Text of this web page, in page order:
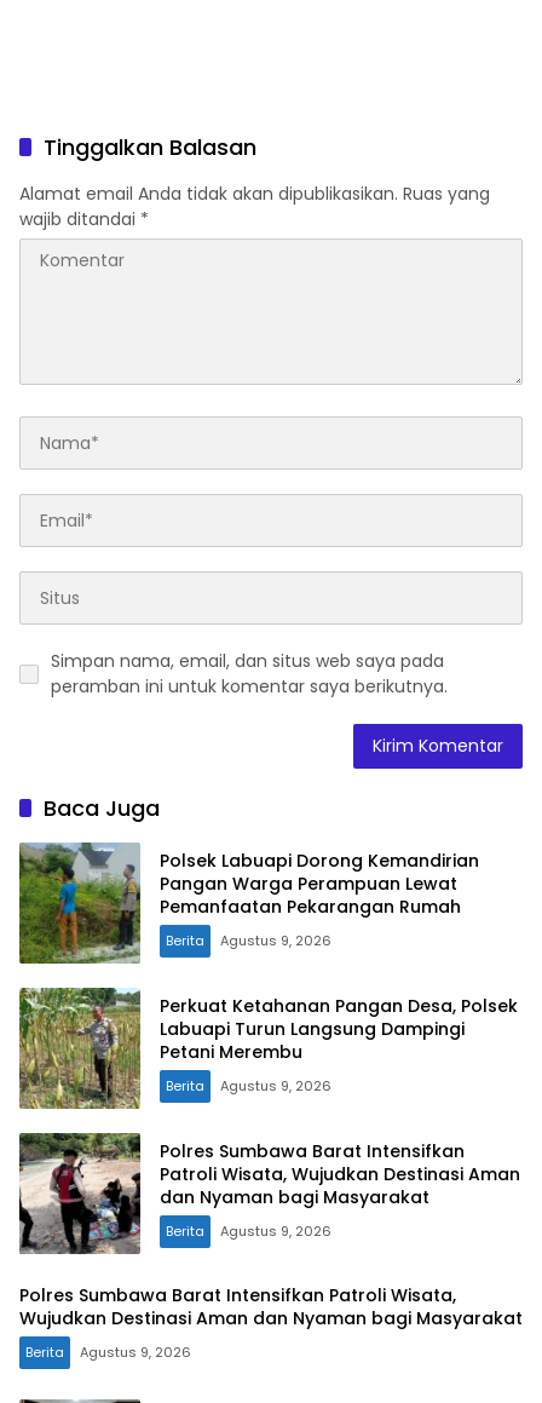
Tinggalkan Balasan
Alamat email Anda tidak akan dipublikasikan. Ruas yang
wajib ditandai *
Simpan nama, email, dan situs web saya pada
peramban ini untuk komentar saya berikutnya.
Baca Juga
Polsek Labuapi Dorong Kemandirian
Pangan Warga Perampuan Lewat
Pemanfaatan Pekarangan Rumah
Berita Agustus 9, 2026
Perkuat Ketahanan Pangan Desa, Polsek
Labuapi Turun Langsung Dampingi
Petani Merembu
Berita Agustus 9, 2026
Polres Sumbawa Barat Intensifkan
Patroli Wisata, Wujudkan Destinasi Aman
dan Nyaman bagi Masyarakat
Berita Agustus 9, 2026
Polres Sumbawa Barat Intensifkan Patroli Wisata,
Wujudkan Destinasi Aman dan Nyaman bagi Masyarakat
Berita Agustus 9, 2026